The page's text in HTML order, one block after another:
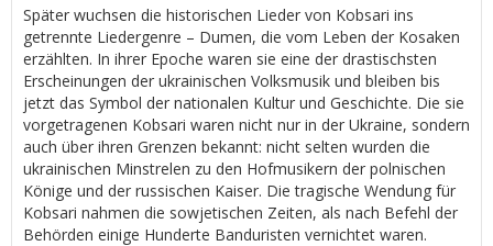
Später wuchsen die historischen Lieder von Kobsari ins
getrennte Liedergenre – Dumen, die vom Leben der Kosaken
erzählten. In ihrer Epoche waren sie eine der drastischsten
Erscheinungen der ukrainischen Volksmusik und bleiben bis
jetzt das Symbol der nationalen Kultur und Geschichte. Die sie
vorgetragenen Kobsari waren nicht nur in der Ukraine, sondern
auch über ihren Grenzen bekannt: nicht selten wurden die
ukrainischen Minstrelen zu den Hofmusikern der polnischen
Könige und der russischen Kaiser. Die tragische Wendung für
Kobsari nahmen die sowjetischen Zeiten, als nach Befehl der
Behörden einige Hunderte Banduristen vernichtet waren.